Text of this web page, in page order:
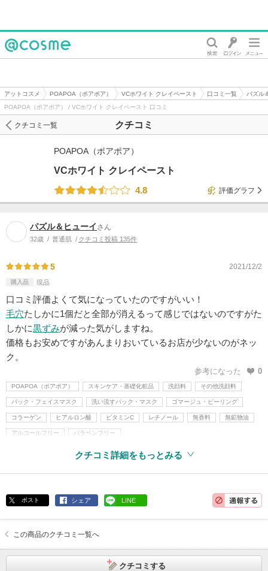
アットコスメ POAPOA（ポアポア） VCホワイト クレイペースト 口コミ一覧
パズル
POAPOA（ポアポア） / VCホワイト クレイペースト 口コミ
クチコミ
クチコミ一覧
POAPOA（ポアポア）
VCホワイト クレイペースト
4.8
評価グラフ
パズル＆ヒューイ さん
32歳 普通肌 クチコミ投稿 135件
5 2021/12/2
購入品 現品
口コミ評価よくて気になっていたのですがいい！
毛穴たしかに1個だと全部が消えるって感じではないのですがた
しかに黒ずみが減った気がしますね。
価格もお安めですがあんまりおいているお店が少ないのがネッ
ク。
参考になった 0
POAPOA（ポアポア） スキンケア・基礎化粧品 洗顔料 その他洗顔料
パック・フェイスマスク 洗い流すパック・マスク ゴマージュ・ピーリング
コラーゲン ヒアルロン酸 ビタミンC レチノール 無香料 無鉱物油
アルコールフリー パラベンフリー
クチコミ詳細をもっとみる
ポスト シェア LINE
この商品のクチコミ一覧へ
クチコミする